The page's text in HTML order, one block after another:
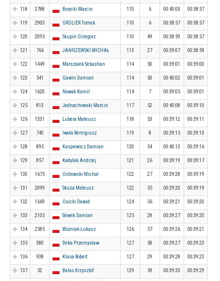
118 2788 Borycki Marcin 110 6 00:40:03 00:38:57
119 2903 GROLIER Tomek 110 6 00:38:57 00:38:57
120 2095 Skupin Grzegorz 110 49 00:38:59 00:38:57
121 766 JANISZEWSKI MICHAŁ 113 27 00:39:07 00:38:59
122 1449 Marszałek Sebastian 114 50 00:39:01 00:39:00
123 541 Gawin Damian 114 50 00:40:02 00:39:01
124 1620 Nowak Kamil 114 7 00:39:05 00:39:01
125 813 Jednachowski Marcin 117 52 00:40:08 00:39:10
126 1331 Lubera Mateusz 118 53 00:39:12 00:39:11
127 740 Iwoła Remigiusz 119 8 00:39:15 00:39:13
128 895 Kasprowicz Damian 120 54 00:40:13 00:39:16
129 857 Kadylak Andrzej 121 26 00:39:19 00:39:17
130 1675 Ostrowski Michał 122 27 00:39:28 00:39:19
131 2099 Skuza Mateusz 122 55 00:39:20 00:39:19
132 1669 Osicki Dawid 124 56 00:39:21 00:39:20
133 2105 Słowik Damian 125 28 00:39:27 00:39:20
134 2585 Woźniak Łukasz 126 57 00:39:26 00:39:21
135 380 Deka Przemysław 127 58 00:39:27 00:39:23
136 938 Klasa Robert 127 29 00:39:28 00:39:23
137 52 Balas Krzysztof 129 59 00:39:33 00:39:29